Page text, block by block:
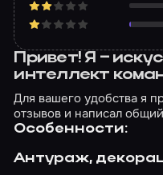
Привет! Я –
интеллект
Для вашего удобства я
отзывов и написал
Особенности:
Антураж,